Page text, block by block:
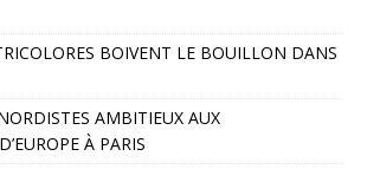
BOIVENT LE BOUILLON DANS
AMBITIEUX AUX
À PARIS